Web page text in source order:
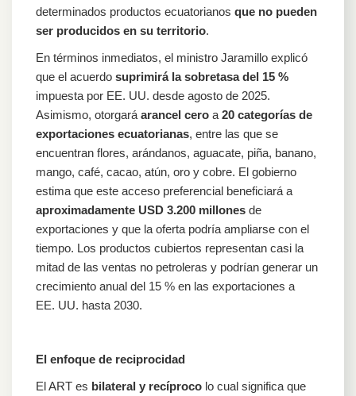
determinados productos ecuatorianos que no pueden
ser producidos en su territorio.
En términos inmediatos, el ministro Jaramillo explicó
que el acuerdo suprimirá la sobretasa del 15 %
impuesta por EE. UU. desde agosto de 2025.
Asimismo, otorgará arancel cero a 20 categorías de
exportaciones ecuatorianas, entre las que se
encuentran flores, arándanos, aguacate, piña, banano,
mango, café, cacao, atún, oro y cobre. El gobierno
estima que este acceso preferencial beneficiará a
aproximadamente USD 3.200 millones de
exportaciones y que la oferta podría ampliarse con el
tiempo. Los productos cubiertos representan casi la
mitad de las ventas no petroleras y podrían generar un
crecimiento anual del 15 % en las exportaciones a
EE. UU. hasta 2030.
El enfoque de reciprocidad
El ART es bilateral y recíproco lo cual significa que